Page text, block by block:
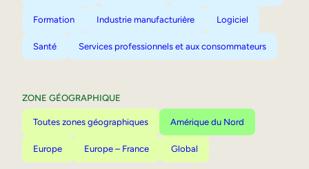
Formation Industrie manufacturière Logiciel
Santé Services professionnels et aux consommateurs
ZONE GÉOGRAPHIQUE
Toutes zones géographiques Amérique du Nord
Europe Europe – France Global